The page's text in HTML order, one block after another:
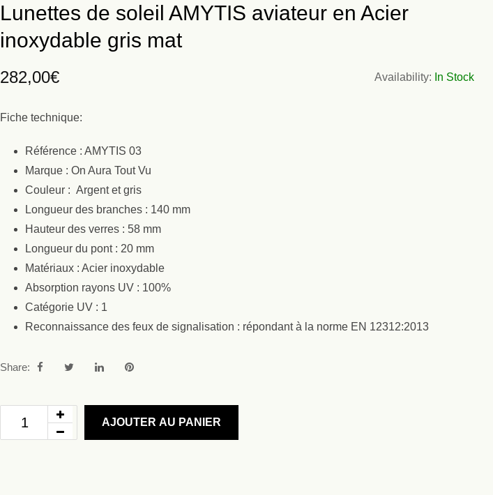
Lunettes de soleil AMYTIS aviateur en Acier
inoxydable gris mat
282,00€ Availability: In Stock
Fiche technique:
Référence : AMYTIS 03
Marque : On Aura Tout Vu
Couleur : Argent et gris
Longueur des branches : 140 mm
Hauteur des verres : 58 mm
Longueur du pont : 20 mm
Matériaux : Acier inoxydable
Absorption rayons UV : 100%
Catégorie UV : 1
Reconnaissance des feux de signalisation : répondant à la norme EN 12312:2013
Share:
AJOUTER AU PANIER